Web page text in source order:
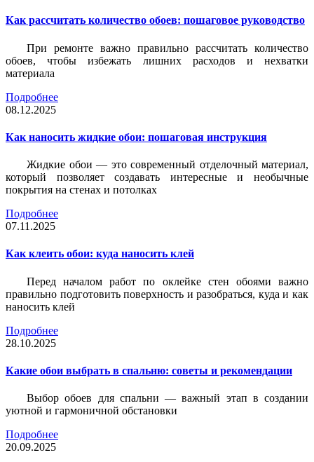
Как рассчитать количество обоев: пошаговое руководство
При ремонте важно правильно рассчитать количество
обоев, чтобы избежать лишних расходов и нехватки
материала
Подробнее
08.12.2025
Как наносить жидкие обои: пошаговая инструкция
Жидкие обои — это современный отделочный материал,
который позволяет создавать интересные и необычные
покрытия на стенах и потолках
Подробнее
07.11.2025
Как клеить обои: куда наносить клей
Перед началом работ по оклейке стен обоями важно
правильно подготовить поверхность и разобраться, куда и как
наносить клей
Подробнее
28.10.2025
Какие обои выбрать в спальню: советы и рекомендации
Выбор обоев для спальни — важный этап в создании
уютной и гармоничной обстановки
Подробнее
20.09.2025